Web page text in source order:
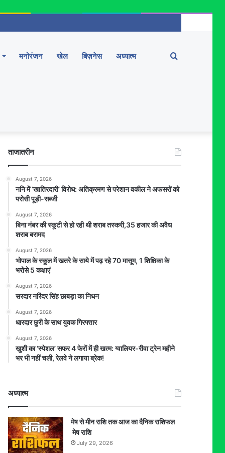
मनोरंजन खेल बिज़नेस अध्यात्म Search
ताजातरीन
August 7, 2026
ननि में ‘खातिरदारी’ विरोध: अतिक्रमण से परेशान वकील ने अफसरों को
परोसी पूड़ी-सब्जी
August 7, 2026
बिना नंबर की स्कूटी से हो रही थी शराब तस्करी,35 हजार की अवैध
शराब बरामद
August 7, 2026
भोपाल के स्कूल में खतरे के साये में पढ़ रहे 70 मासूम, 1 शिक्षिका के
भरोसे 5 कक्षाएं
August 7, 2026
सरदार नरिंदर सिंह छाबड़ा का निधन
August 7, 2026
धारदार छुरी के साथ युवक गिरफ्तार
August 7, 2026
खुशी का ‘स्पेशल’ सफर 4 फेरों में ही खत्म: ग्वालियर-रीवा ट्रेन महीने
भर भी नहीं चली, रेलवे ने लगाया ब्रेक!
अध्यात्म
मेष से मीन राशि तक आज का दैनिक राशिफल
मेष राशि
July 29, 2026